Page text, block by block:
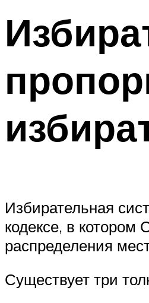
Избирательная
кодексе, в котором
распределения
Существует три